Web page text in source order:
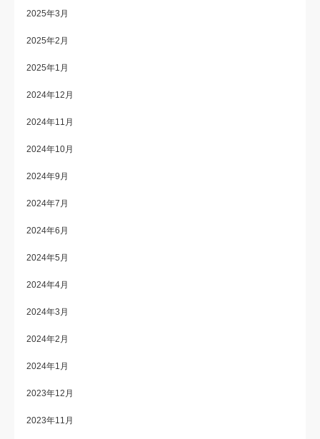
2025年3月
2025年2月
2025年1月
2024年12月
2024年11月
2024年10月
2024年9月
2024年7月
2024年6月
2024年5月
2024年4月
2024年3月
2024年2月
2024年1月
2023年12月
2023年11月